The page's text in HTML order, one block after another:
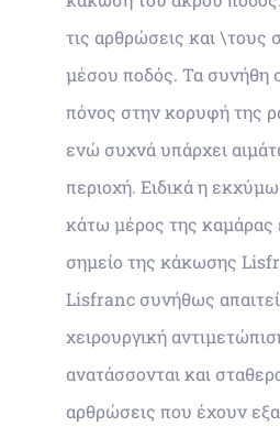
τις αρθρώσεις και \τους
μέσου ποδός. Τα συνήθη
πόνος στην κορυφή της
ενώ συχνά υπάρχει
περιοχή. Ειδικά η
κάτω μέρος της καμάρας
σημείο της κάκωσης
Lisfranc συνήθως
χειρουργική
ανατάσσονται και
αρθρώσεις που έχουν